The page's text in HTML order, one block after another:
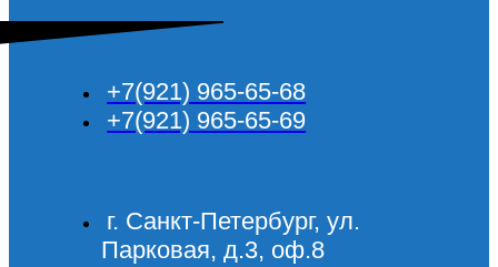
+7(921) 965-65-68
+7(921) 965-65-69
г. Санкт-Петербург, ул.
Парковая, д.3, оф.8